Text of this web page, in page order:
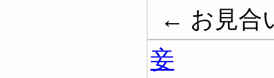
← お見合
妾